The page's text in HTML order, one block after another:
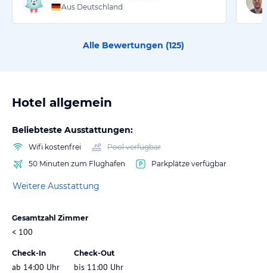
Aus Deutschland
Alle Bewertungen (125)
Hotel allgemein
Beliebteste Ausstattungen:
Wifi kostenfrei
Pool verfügbar
50 Minuten zum Flughafen
Parkplätze verfügbar
Weitere Ausstattung
Gesamtzahl Zimmer
< 100
Check-In
ab 14:00 Uhr
Check-Out
bis 11:00 Uhr